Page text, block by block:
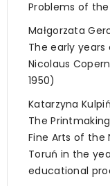
Problems of
Małgorzata
The early
Nicolaus
1950)
Katarzyna
The
Fine Arts of the
Toruń in the
educational